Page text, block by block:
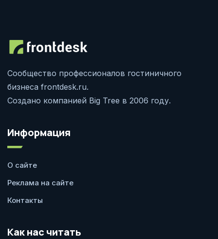
Сообщество профессионалов гостиничного
бизнеса frontdesk.ru.
Создано компанией Big Tree в 2006 году.
Информация
О сайте
Реклама на сайте
Контакты
Как нас читать